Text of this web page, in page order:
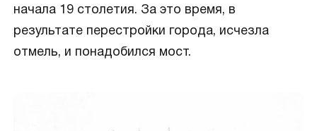
начала 19 столетия. За это время, в
результате перестройки города, исчезла
отмель, и понадобился мост.